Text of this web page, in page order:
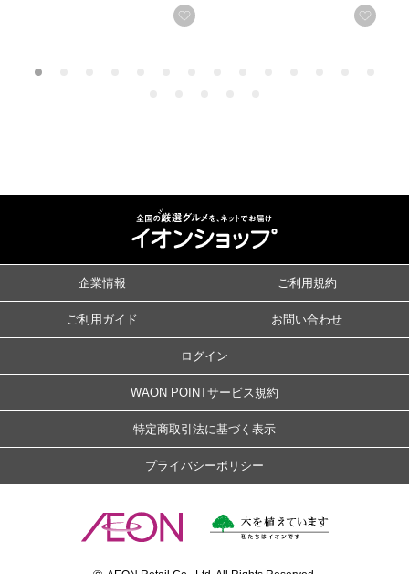
お気に入りに登録する お気
企業情報 ご利用規約
ご利用ガイド お問い合わせ
ログイン
WAON POINTサービス規約
特定商取引法に基づく表示
プライバシーポリシー